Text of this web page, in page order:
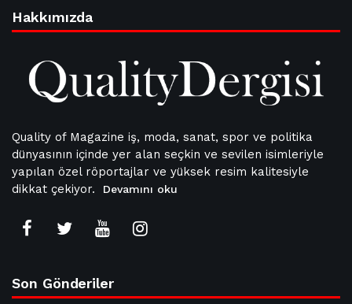
Hakkımızda
Quality of Magazine iş, moda, sanat, spor ve politika
dünyasının içinde yer alan seçkin ve sevilen isimleriyle
yapılan özel röportajlar ve yüksek resim kalitesiyle
dikkat çekiyor.
Devamını oku
Son Gönderiler